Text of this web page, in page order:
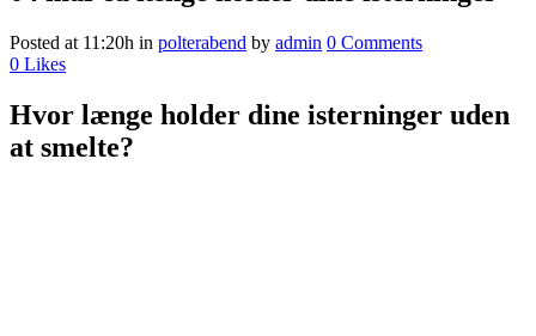
Posted at 11:20h in polterabend by admin 0 Comments
0 Likes
Hvor længe holder dine isterninger uden
at smelte?